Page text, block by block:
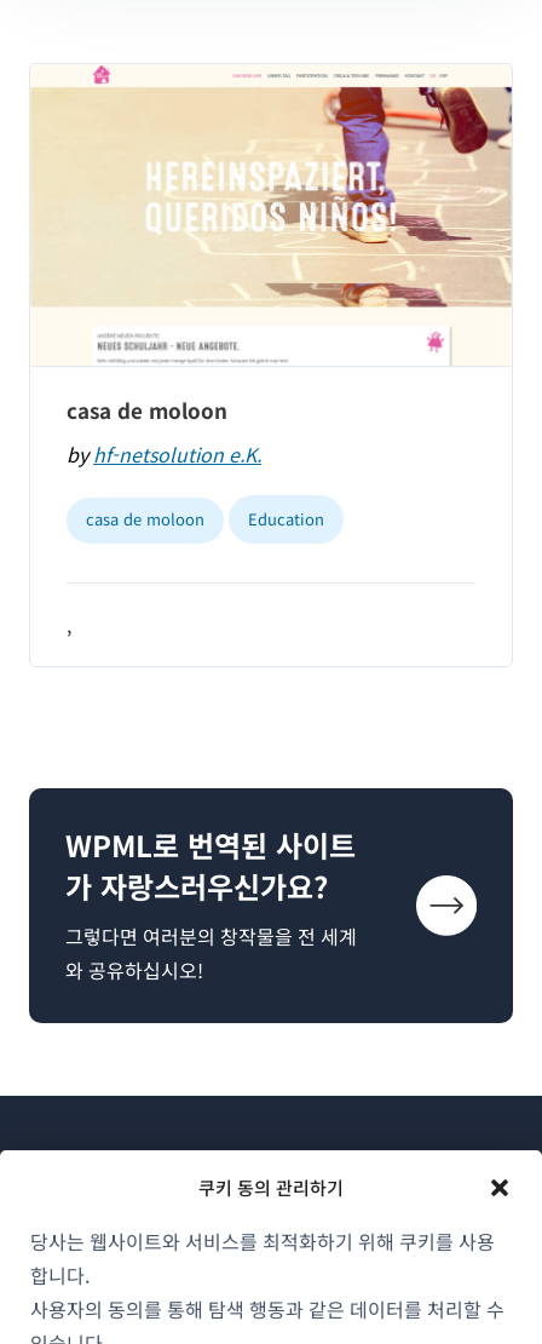
쿠키 동의 관리하기
당사는 웹사이트와 서비스를 최적화하기 위해 쿠키를 사용
합니다.
사용자의 동의를 통해 탐색 행동과 같은 데이터를 처리할 수
casa de moloon
byhf-netsolution e.K.
casa de moloon Education
,
WPML로 번역된 사이트
가 자랑스러우신가요?
그렇다면 여러분의 창작물을 전 세계
와 공유하십시오!
WPML 소개
GDPR 및 개인정보 처리방침